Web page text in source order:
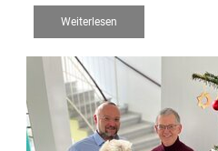
Weiterlesen